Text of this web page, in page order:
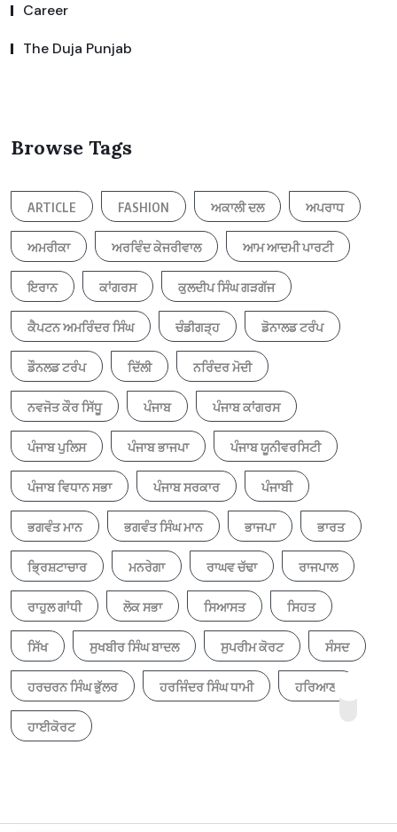
Career
The Duja Punjab
Browse Tags
ARTICLE FASHION ਅਕਾਲੀ ਦਲ ਅਪਰਾਧ
ਅਮਰੀਕਾ ਅਰਵਿੰਦ ਕੇਜਰੀਵਾਲ ਆਮ ਆਦਮੀ ਪਾਰਟੀ
ਇਰਾਨ ਕਾਂਗਰਸ ਕੁਲਦੀਪ ਸਿੰਘ ਗੜਗੱਜ
ਕੈਪਟਨ ਅਮਰਿੰਦਰ ਸਿੰਘ ਚੰਡੀਗੜ੍ਹ ਡੋਨਾਲਡ ਟਰੰਪ
ਡੌਨਲਡ ਟਰੰਪ ਦਿੱਲੀ ਨਰਿੰਦਰ ਮੋਦੀ
ਨਵਜੋਤ ਕੌਰ ਸਿੱਧੂ ਪੰਜਾਬ ਪੰਜਾਬ ਕਾਂਗਰਸ
ਪੰਜਾਬ ਪੁਲਿਸ ਪੰਜਾਬ ਭਾਜਪਾ ਪੰਜਾਬ ਯੂਨੀਵਰਸਿਟੀ
ਪੰਜਾਬ ਵਿਧਾਨ ਸਭਾ ਪੰਜਾਬ ਸਰਕਾਰ ਪੰਜਾਬੀ
ਭਗਵੰਤ ਮਾਨ ਭਗਵੰਤ ਸਿੰਘ ਮਾਨ ਭਾਜਪਾ ਭਾਰਤ
ਭ੍ਰਿਸ਼ਟਾਚਾਰ ਮਨਰੇਗਾ ਰਾਘਵ ਚੱਢਾ ਰਾਜਪਾਲ
ਰਾਹੁਲ ਗਾਂਧੀ ਲੋਕ ਸਭਾ ਸਿਆਸਤ ਸਿਹਤ
ਸਿੱਖ ਸੁਖਬੀਰ ਸਿੰਘ ਬਾਦਲ ਸੁਪਰੀਮ ਕੋਰਟ ਸੰਸਦ
ਹਰਚਰਨ ਸਿੰਘ ਭੁੱਲਰ ਹਰਜਿੰਦਰ ਸਿੰਘ ਧਾਮੀ ਹਰਿਆਣਾ
ਹਾਈਕੋਰਟ